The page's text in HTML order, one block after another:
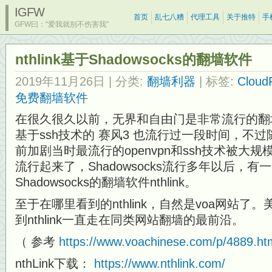
IGFW
GFW曰：“爱我就别不伤害我”
首页 乱七八糟 代理工具 关于推特 手
nthlink基于Shadowsocks的翻墙软件
2019年11月26日 | 分类: 翻墙利器 | 标签:
免费翻墙软件
在很久很久以前，无界和自由门是非常流行的
基于ssh技术的 赛风3 也流行过一段时间，不
前加剧当时最流行的openvpn和ssh技术被大规
流行起来了，Shadowsocks流行多年以后，有
Shadowsocks的翻墙软件nthlink。
至于在哪里看到的nthlink，自然是voa网站了。
到nthlink一直走在同类网站翻墙的最前沿。
（ 参考 https://www.voachinese.com/p/
nthLink下载：
https://www.nthlink.com/